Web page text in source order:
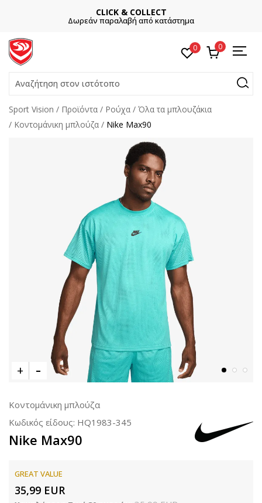
CLICK & COLLECT
Δωρεάν παραλαβή από κατάστημα
0 0
Αναζήτηση στον ιστότοπο
Sport Vision Προϊόντα Ρούχα
Όλα τα μπλουζάκια
Κοντομάνικη μπλούζα
Nike Max90
Κοντομάνικη μπλούζα
Κωδικός είδους: HQ1983-345
Nike Max90
GREAT VALUE
35,99 EUR